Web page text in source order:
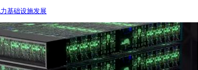
基础设施发展